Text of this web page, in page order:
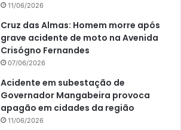
11/06/2026
Cruz das Almas: Homem morre após
grave acidente de moto na Avenida
Crisógno Fernandes
07/06/2026
Acidente em subestação de
Governador Mangabeira provoca
apagão em cidades da região
11/06/2026